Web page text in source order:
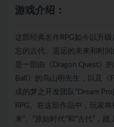
游戏介绍：
这部经典名作RPG如今以升
忘的古代、遥远的未来和时间
是一部由《Dragon Quest》
Ball》的鸟山明先生，以及《
成的梦之开发团队“Dream
RPG。在这部作品中，玩家将
来”、“原始时代”和“古代”，